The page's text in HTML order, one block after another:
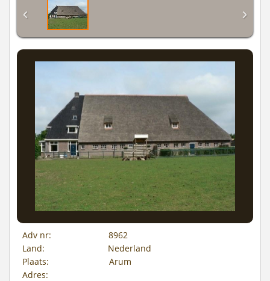
Adv nr:
8962
Land:
Nederland
Plaats:
Arum
Adres: